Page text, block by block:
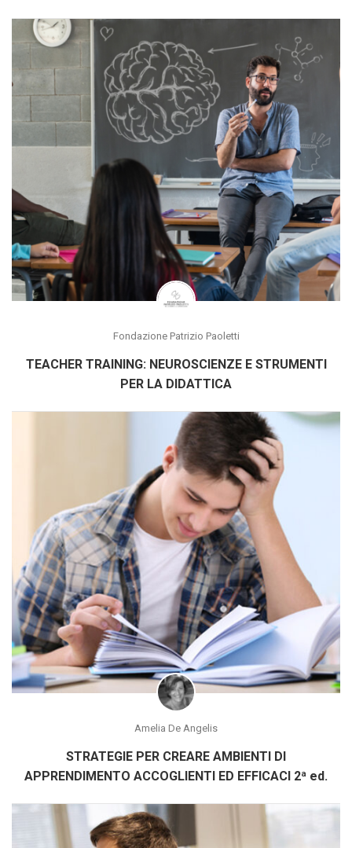
Fondazione Patrizio Paoletti
TEACHER TRAINING: NEUROSCIENZE E STRUMENTI
PER LA DIDATTICA
Amelia De Angelis
STRATEGIE PER CREARE AMBIENTI DI
APPRENDIMENTO ACCOGLIENTI ED EFFICACI 2ª ed.